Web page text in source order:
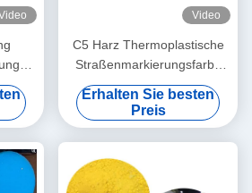
Video
C5 Harz Thermoplastische
Straßenmarkierungsfarbe
mit 180~220℃
Anwendungstemperatur und
schneller Trocknung (3
Minuten) für langlebige
Fahrbahnmarkierungen
Erhalten Sie besten
Preis